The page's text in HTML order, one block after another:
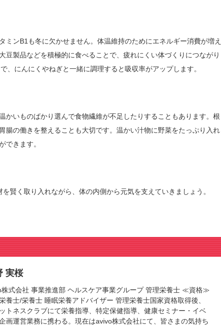
ミンB1も冬に欠かせません。体温維持のためにエネルギー消費が増え
豆製品などを積極的に食べることで、疲れにくい体づくりにつながり
、にんにくやねぎと一緒に調理すると吸収率がアップします。
かいものばかり選んで食物繊維が不足したりすることもあります。根
腸の働きを整えることも大切です。温かい汁物に野菜をたっぷり入れ
できます。
賢く取り入れながら、体の内側から元気を支えていきましょう。
実桜
株式会社 事業推進部 ヘルスケア事業グループ 管理栄養士 ≪資格≫
養士/栄養士 睡眠栄養アドバイザー 管理栄養士国家資格取得後、
トネスクラブにて栄養指導、特定保健指導、健康セミナー・イベ
画運営業務に携わる。現在はavivo株式会社にて、皆さまの気持ち